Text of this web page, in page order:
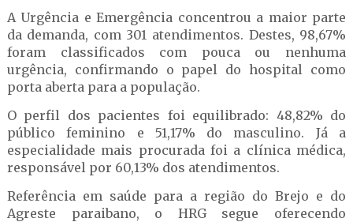
A Urgência e Emergência concentrou a maior parte
da demanda, com 301 atendimentos. Destes, 98,67%
foram classificados com pouca ou nenhuma
urgência, confirmando o papel do hospital como
porta aberta para a população.
O perfil dos pacientes foi equilibrado: 48,82% do
público feminino e 51,17% do masculino. Já a
especialidade mais procurada foi a clínica médica,
responsável por 60,13% dos atendimentos.
Referência em saúde para a região do Brejo e do
Agreste paraibano, o HRG segue oferecendo